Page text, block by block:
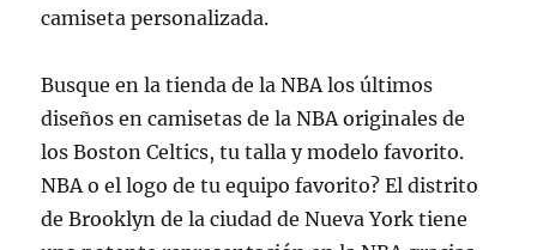
camiseta personalizada.
Busque en la tienda de la NBA los últimos
diseños en camisetas de la NBA originales de
los Boston Celtics, tu talla y modelo favorito.
NBA o el logo de tu equipo favorito? El distrito
de Brooklyn de la ciudad de Nueva York tiene